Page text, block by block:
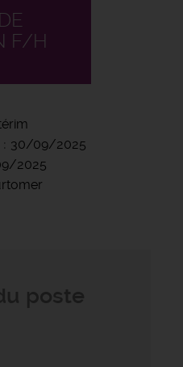
F/H
30/09/2025
2025